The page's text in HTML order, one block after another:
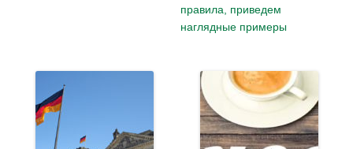
правила, приведем
наглядные примеры